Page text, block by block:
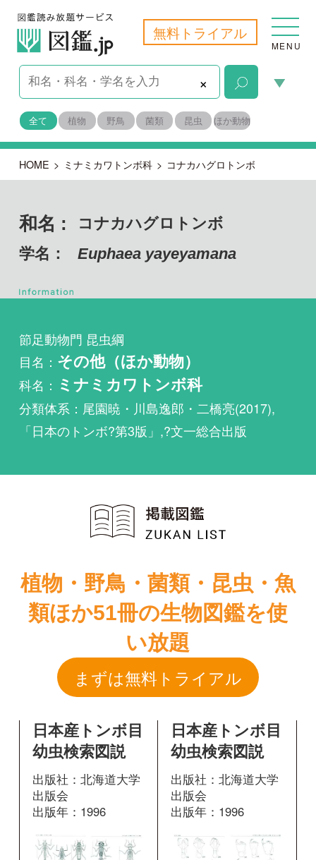
無料トライアル
MENU
×
全て 植物 野鳥 菌類 昆虫 ほか動物
学名： Euphaea yayeyamana
目名：その他（ほか動物）
分類体系：尾園暁・川島逸郎・二橋亮(2017),
「日本のトンボ?第3版」,?文一総合出版
類ほか51冊の生物図鑑を使
い放題
日本産トンボ目
出版年：1996
掲載ページ：5ペー
図鑑を開く
日本産トンボ目
幼虫検索図説
出版社：北海道大学
出版年：1996
掲載ページ：43ペー
図鑑を開く